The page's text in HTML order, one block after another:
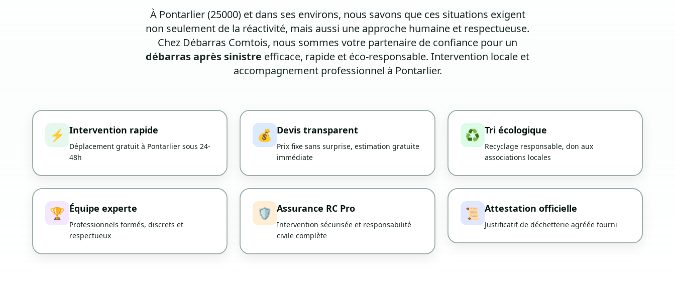
À Pontarlier (25000) et dans ses environs, nous savons que ces situations exigent
non seulement de la réactivité, mais aussi une approche humaine et respectueuse.
Chez Débarras Comtois, nous sommes votre partenaire de confiance pour un
débarras après sinistre efficace, rapide et éco-responsable. Intervention locale et
accompagnement professionnel à Pontarlier.
⚡ Intervention rapide
Déplacement gratuit à Pontarlier sous 24-
48h
💰 Devis transparent
Prix fixe sans surprise, estimation gratuite
immédiate
♻️ Tri écologique
Recyclage responsable, don aux
associations locales
🏆 Équipe experte
Professionnels formés, discrets et
respectueux
🛡️ Assurance RC Pro
Intervention sécurisée et responsabilité
civile complète
📜 Attestation officielle
Justificatif de déchetterie agréée fourni